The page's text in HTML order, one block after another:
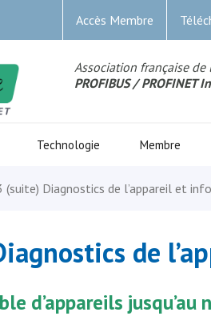
Accès Membre
Association française de
PROFIBUS / PROFINET
Technologie Membre
(suite) Diagnostics de l’appareil et
de
d’appareils jusqu’au